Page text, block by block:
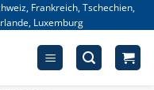
Frankreich, Tschechien,
Luxemburg